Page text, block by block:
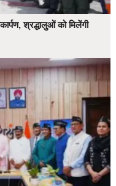
श्रद्धालुओं को मिलेंगी